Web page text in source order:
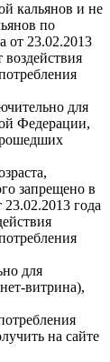
кальянов и не
по
от 23.02.2013
для
Федерации,
запрещено в
23.02.2013 года
для
витрина),
на сайте